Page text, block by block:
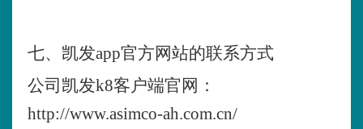
七、凯发app官方网站的联系方式
公司凯发k8客户端官网：
http://www.asimco-ah.com.cn/